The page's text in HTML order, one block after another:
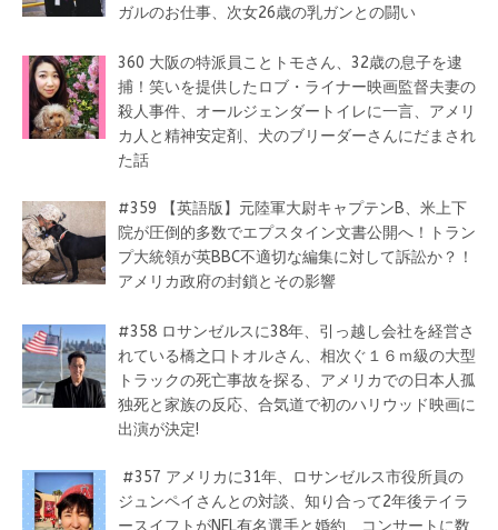
ガルのお仕事、次女26歳の乳ガンとの闘い
360 大阪の特派員ことトモさん、32歳の息子を逮
捕！笑いを提供したロブ・ライナー映画監督夫妻の
殺人事件、オールジェンダートイレに一言、アメリ
カ人と精神安定剤、犬のブリーダーさんにだまされ
た話
#359 【英語版】元陸軍大尉キャプテンB、米上下
院が圧倒的多数でエプスタイン文書公開へ！トラン
プ大統領が英BBC不適切な編集に対して訴訟か？！
アメリカ政府の封鎖とその影響
#358 ロサンゼルスに38年、引っ越し会社を経営さ
れている橋之口トオルさん、相次ぐ１６ｍ級の大型
トラックの死亡事故を探る、アメリカでの日本人孤
独死と家族の反応、合気道で初のハリウッド映画に
出演が決定!
#357 アメリカに31年、ロサンゼルス市役所員の
ジュンペイさんとの対談、知り合って2年後テイラ
ースイフトがNFL有名選手と婚約、コンサートに数